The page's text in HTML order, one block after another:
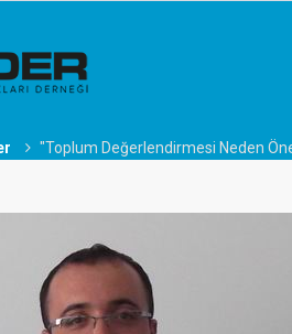
"Toplum Değerlendirmesi Neden